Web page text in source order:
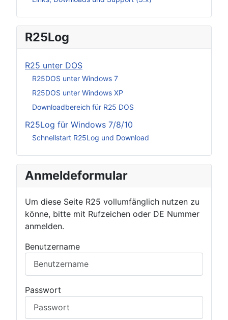
R25Log
R25 unter DOS
R25DOS unter Windows 7
R25DOS unter Windows XP
Downloadbereich für R25 DOS
R25Log für Windows 7/8/10
Schnellstart R25Log und Download
Anmeldeformular
Um diese Seite R25 vollumfänglich nutzen zu
könne, bitte mit Rufzeichen oder DE Nummer
anmelden.
Benutzername
Passwort